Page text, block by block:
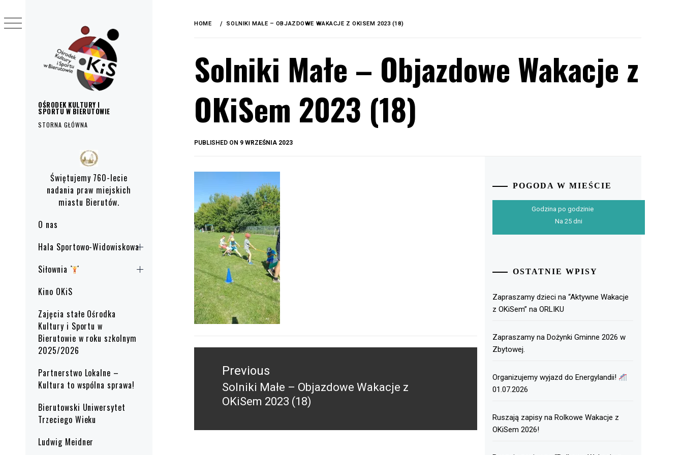
OŚRODEK KULTURY I
SPORTU W BIERUTOWIE
STORNA GŁÓWNA
Świętujemy 760-lecie
nadania praw miejskich
miastu Bierutów.
O nas
Hala Sportowo-Widowiskowa
Siłownia
Kino OKiS
Zajęcia stałe Ośrodka
Kultury i Sportu w
Bierutowie w roku szkolnym
2025/2026
Partnerstwo Lokalne –
Kultura to wspólna sprawa!
Bierutowski Uniwersytet
Trzeciego Wieku
Ludwig Meidner
HOME SOLNIKI MAŁE – OBJAZDOWE WAKACJE Z OKISEM 2023 (18)
Solniki Małe – Objazdowe Wakacje z
OKiSem 2023 (18)
PUBLISHED ON 9 WRZEŚNIA 2023
wpisuPrevious
Previous
post:
Solniki Małe – Objazdowe Wakacje z
OKiSem 2023 (18)
POGODA W MIEŚCIE
Godzina po godzinie
Na 25 dni
OSTATNIE WPISY
Zapraszamy dzieci na “Aktywne Wakacje
z OKiSem” na ORLIKU
Zapraszamy na Dożynki Gminne 2026 w
Zbytowej.
Organizujemy wyjazd do Energylandii!
01.07.2026
Ruszają zapisy na Rolkowe Wakacje z
OKiSem 2026!